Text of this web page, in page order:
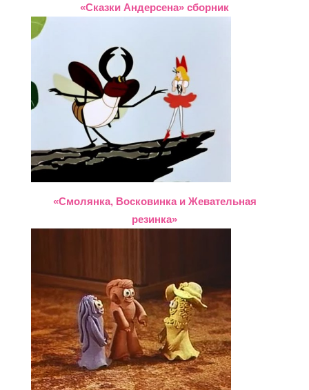
«Сказки Андерсена» сборник
«Смолянка, Восковинка и Жевательная
резинка»